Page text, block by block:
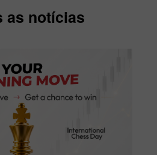
as notícias